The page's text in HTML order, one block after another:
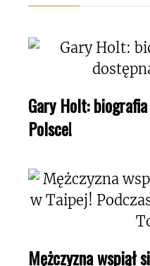
Gary Holt:
Polsce!
Mężczyzna wspiął